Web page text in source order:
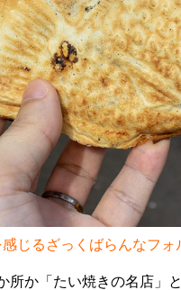
じるざっくばらんなフォ
所か「たい焼きの名店」